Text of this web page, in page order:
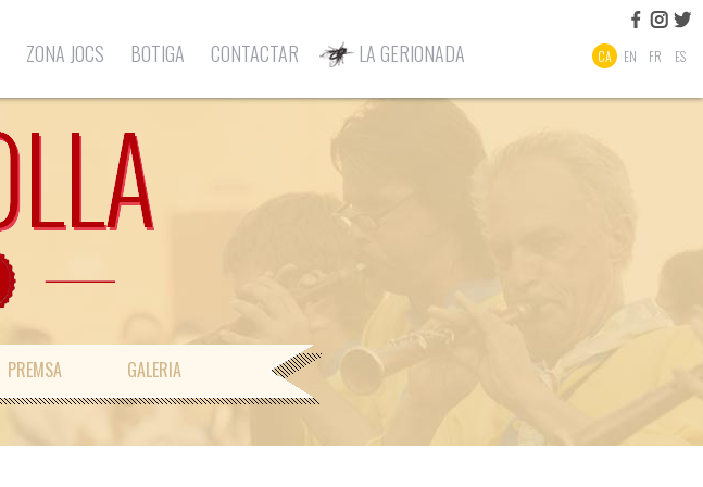
CA EN FR ES
ZONA JOCS BOTIGA CONTACTAR LA GERIONADA
PREMSA GALERIA